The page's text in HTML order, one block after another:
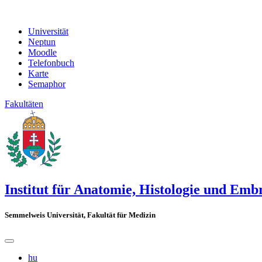
Universität
Neptun
Moodle
Telefonbuch
Karte
Semaphor
Fakultäten
Institut für Anatomie, Histologie und
Semmelweis Universität, Fakultät für Medizin
hu